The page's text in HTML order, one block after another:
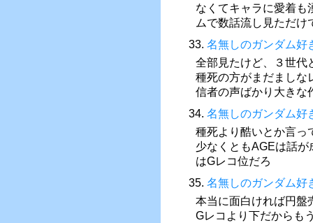
なくてキャラに愛着も
ムで数話流し見ただけ
33. 名無しのガンダム好
全部見たけど、３世代
種死の方がまだましな
信者の声ばかり大きな
34. 名無しのガンダム好
種死より酷いとか言っ
少なくともAGEは話
はGレコ位だろ
35. 名無しのガンダム好
本当に面白ければ円盤
Gレコより下だからも